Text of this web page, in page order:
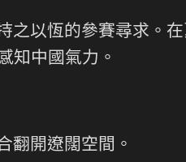
之以恆的參賽尋求。
知中國氣力。
翻開遼闊空間。